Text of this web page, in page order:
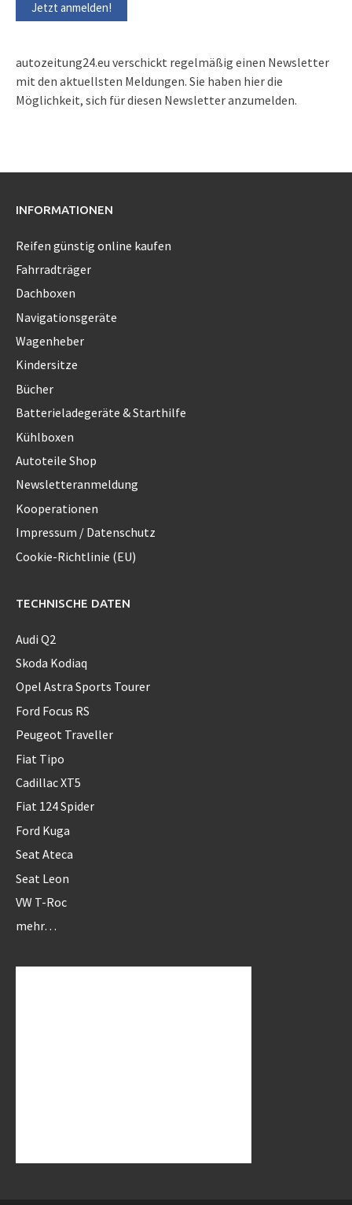
autozeitung24.eu verschickt regelmäßig einen Newsletter
mit den aktuellsten Meldungen. Sie haben hier die
Möglichkeit, sich für diesen Newsletter anzumelden.
INFORMATIONEN
Reifen günstig online kaufen
Fahrradträger
Dachboxen
Navigationsgeräte
Wagenheber
Kindersitze
Bücher
Batterieladegeräte & Starthilfe
Kühlboxen
Autoteile Shop
Newsletteranmeldung
Kooperationen
Impressum / Datenschutz
Cookie-Richtlinie (EU)
TECHNISCHE DATEN
Audi Q2
Skoda Kodiaq
Opel Astra Sports Tourer
Ford Focus RS
Peugeot Traveller
Fiat Tipo
Cadillac XT5
Fiat 124 Spider
Ford Kuga
Seat Ateca
Seat Leon
VW T-Roc
mehr…